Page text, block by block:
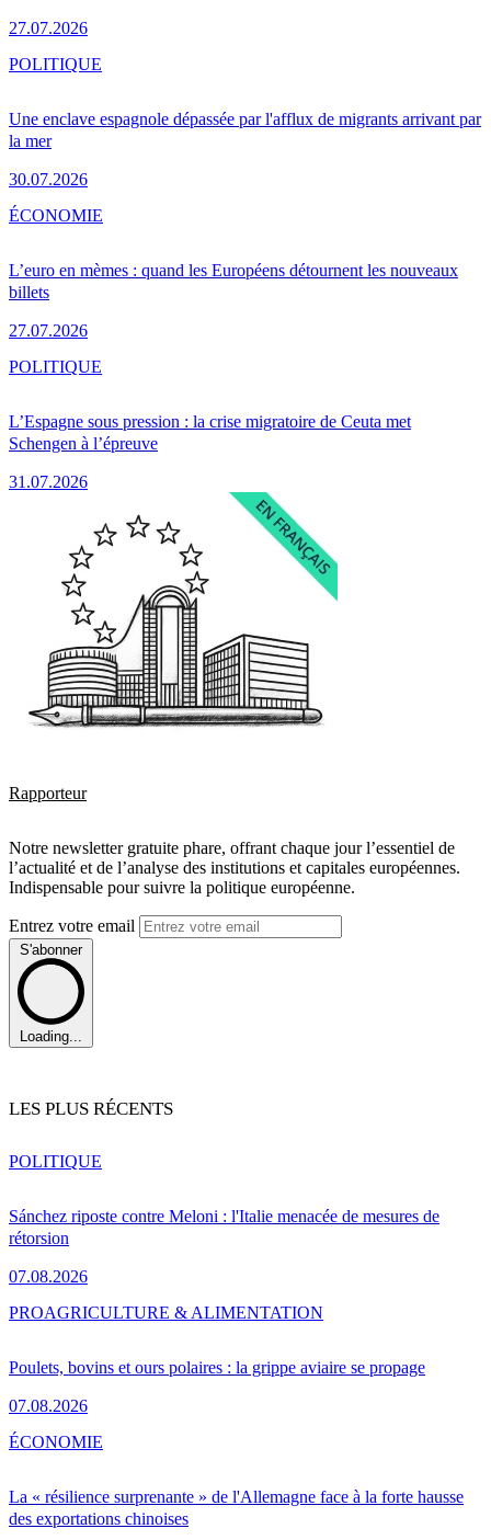
27.07.2026
Une enclave espagnole dépassée par l'afflux de migrants arrivant par
la mer
30.07.2026
POLITIQUE
L’euro en mèmes : quand les Européens détournent les nouveaux
billets
27.07.2026
ÉCONOMIE
L’Espagne sous pression : la crise migratoire de Ceuta met
Schengen à l’épreuve
31.07.2026
POLITIQUE
Rapporteur
Notre newsletter gratuite phare, offrant chaque jour l’essentiel de
l’actualité et de l’analyse des institutions et capitales européennes.
Indispensable pour suivre la politique européenne.
Entrez votre email
S'abonner
Loading...
LES PLUS RÉCENTS
Sánchez riposte contre Meloni : l'Italie menacée de mesures de
rétorsion
07.08.2026
POLITIQUE
Poulets, bovins et ours polaires : la grippe aviaire se propage
07.08.2026
PROAGRICULTURE & ALIMENTATION
La « résilience surprenante » de l'Allemagne face à la forte hausse
des exportations chinoises
ÉCONOMIE